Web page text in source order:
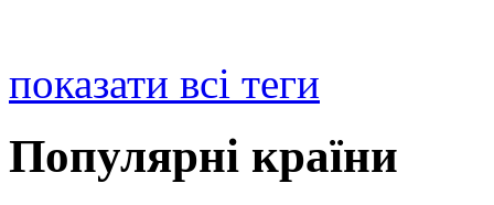
показати всі теги
Популярні країни